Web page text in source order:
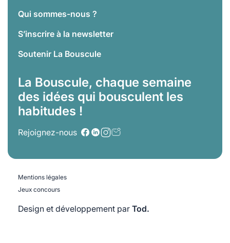
Qui sommes-nous ?
S’inscrire à la newsletter
Soutenir La Bouscule
La Bouscule, chaque semaine
des idées qui bousculent les
habitudes !
Rejoignez-nous
Mentions légales
Jeux concours
Design et développement par Tod.